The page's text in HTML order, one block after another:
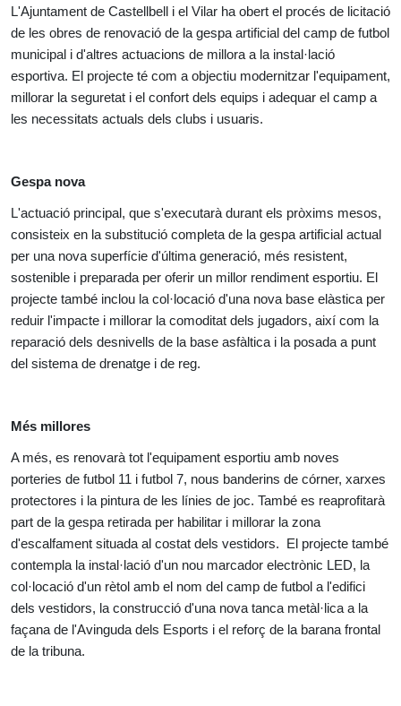
L'Ajuntament de Castellbell i el Vilar ha obert el procés de licitació
de les obres de renovació de la gespa artificial del camp de futbol
municipal i d'altres actuacions de millora a la instal·lació
esportiva. El projecte té com a objectiu modernitzar l'equipament,
millorar la seguretat i el confort dels equips i adequar el camp a
les necessitats actuals dels clubs i usuaris.
Gespa nova
L'actuació principal, que s'executarà durant els pròxims mesos,
consisteix en la substitució completa de la gespa artificial actual
per una nova superfície d'última generació, més resistent,
sostenible i preparada per oferir un millor rendiment esportiu. El
projecte també inclou la col·locació d'una nova base elàstica per
reduir l'impacte i millorar la comoditat dels jugadors, així com la
reparació dels desnivells de la base asfàltica i la posada a punt
del sistema de drenatge i de reg.
Més millores
A més, es renovarà tot l'equipament esportiu amb noves
porteries de futbol 11 i futbol 7, nous banderins de córner, xarxes
protectores i la pintura de les línies de joc. També es reaprofitarà
part de la gespa retirada per habilitar i millorar la zona
d'escalfament situada al costat dels vestidors. El projecte també
contempla la instal·lació d'un nou marcador electrònic LED, la
col·locació d'un rètol amb el nom del camp de futbol a l'edifici
dels vestidors, la construcció d'una nova tanca metàl·lica a la
façana de l'Avinguda dels Esports i el reforç de la barana frontal
de la tribuna.